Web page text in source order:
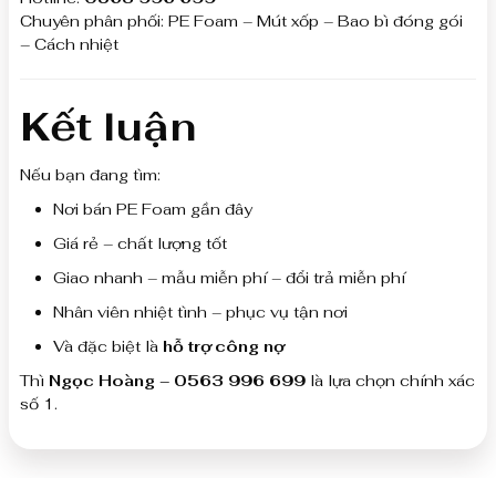
Chuyên phân phối: PE Foam – Mút xốp – Bao bì đóng gói
– Cách nhiệt
Kết luận
Nếu bạn đang tìm:
Nơi bán PE Foam gần đây
Giá rẻ – chất lượng tốt
Giao nhanh – mẫu miễn phí – đổi trả miễn phí
Nhân viên nhiệt tình – phục vụ tận nơi
Và đặc biệt là hỗ trợ công nợ
Thì Ngọc Hoàng – 0563 996 699 là lựa chọn chính xác
số 1.